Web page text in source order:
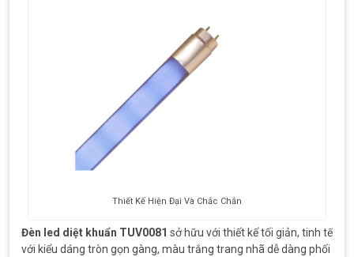
Thiết Kế Hiện Đại Và Chắc Chắn
Đèn led diệt khuẩn TUV0081 sở hữu với thiết kế tối giản, tinh tế
với kiểu dáng tròn gọn gàng, màu trắng trang nhã dễ dàng phối